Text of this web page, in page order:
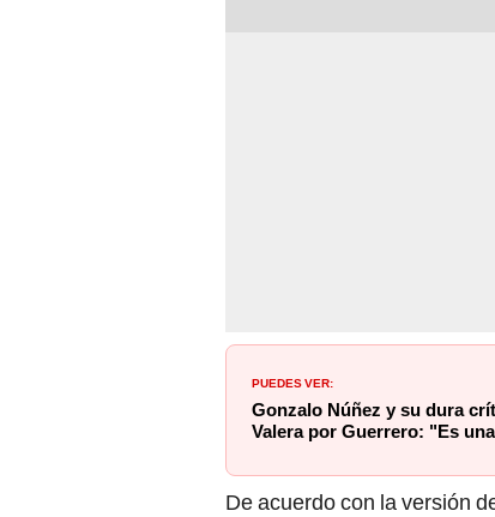
PUEDES VER:
Gonzalo Núñez y su dura
Valera por Guerrero: "Es
De acuerdo con la versión